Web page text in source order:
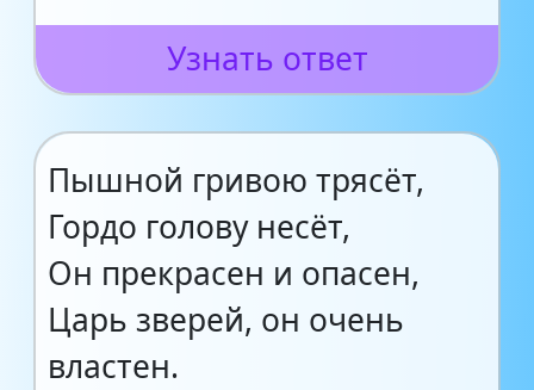
Узнать ответ
Пышной гривою трясёт,
Гордо голову несёт,
Он прекрасен и опасен,
Царь зверей, он очень
властен.